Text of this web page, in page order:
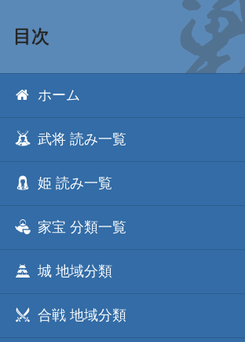
目次
ホーム
武将 読み一覧
姫 読み一覧
家宝 分類一覧
城 地域分類
合戦 地域分類